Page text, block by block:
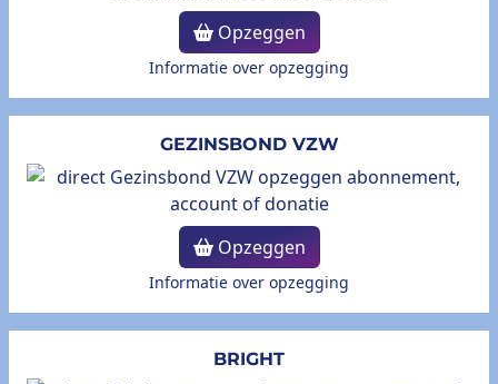
Opzeggen
Informatie over opzegging
GEZINSBOND VZW
Opzeggen
Informatie over opzegging
BRIGHT